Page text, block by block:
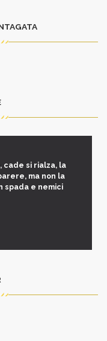
cade si rialza, la
ma non la
spada e nemici